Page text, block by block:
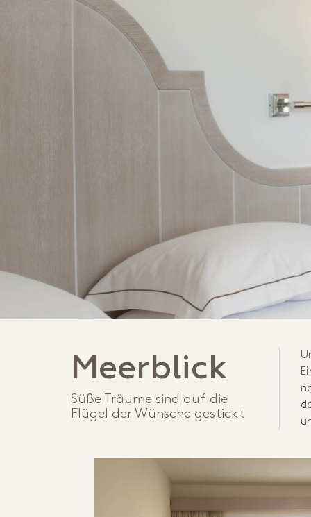
Meerblick
Süße Träume sind auf die
Flügel der Wünsche gestickt